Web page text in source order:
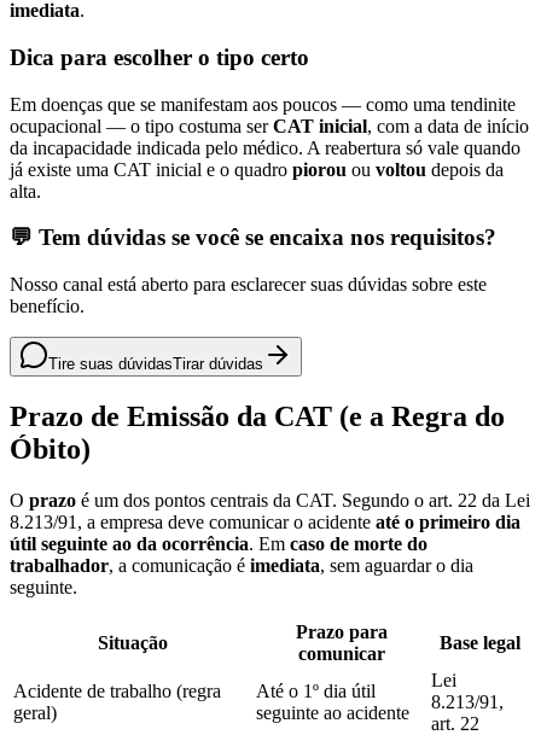
imediata.
Dica para escolher o tipo certo
Em doenças que se manifestam aos poucos — como uma tendinite
ocupacional — o tipo costuma serCAT inicial, com a data de início
da incapacidade indicada pelo médico. A reabertura só vale quando
já existe uma CAT inicial e o quadro piorou ou voltou depois da
alta.
💬 Tem dúvidas se você se encaixa nos requisitos?
Nosso canal está aberto para esclarecer suas dúvidas sobre este
benefício.
Tire suas dúvidasTirar dúvidas
Prazo de Emissão da CAT (e a Regra do
Óbito)
O prazo é um dos pontos centrais da CAT. Segundo o art. 22 da Lei
8.213/91, a empresa deve comunicar o acidente até o primeiro dia
útil seguinte ao da ocorrência. Em caso de morte do
trabalhador, a comunicação é imediata, sem aguardar o dia
seguinte.
Situação
Prazo para
comunicar
Base legal
Acidente de trabalho (regra
geral)
Até o 1º dia útil
seguinte ao acidente
Lei
8.213/91,
art. 22